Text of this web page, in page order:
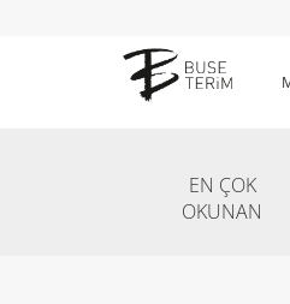
EN ÇOK
OKUNAN